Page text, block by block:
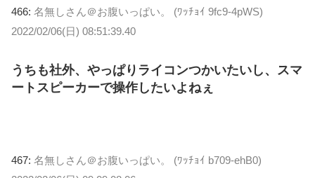
466: 名無しさん＠お腹いっぱい。 (ﾜｯﾁｮｲ 9fc9-4pWS)
2022/02/06(日) 08:51:39.40
うちも社外、やっぱりライコンつかいたいし、スマ
ートスピーカーで操作したいよねぇ
467: 名無しさん＠お腹いっぱい。 (ﾜｯﾁｮｲ b709-ehB0)